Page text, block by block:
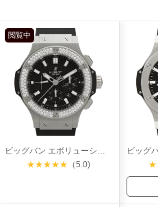
閲覧中
ビッグバン エボリューション ダイヤベゼル
★★★★★ （5.0)
★